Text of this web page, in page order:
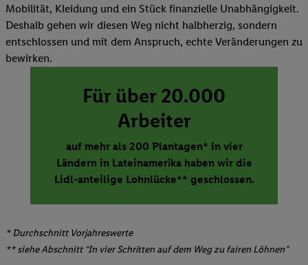
Mobilität, Kleidung und ein Stück finanzielle Unabhängigkeit.
Deshalb gehen wir diesen Weg nicht halbherzig, sondern
entschlossen und mit dem Anspruch, echte Veränderungen zu
bewirken.
Für über 20.000
Arbeiter
auf mehr als 200 Plantagen* in vier
Ländern in Lateinamerika haben wir die
Lidl-anteilige Lohnlücke** geschlossen.
* Durchschnitt Vorjahreswerte
** siehe Abschnitt “In vier Schritten auf dem Weg zu fairen Löhnen”